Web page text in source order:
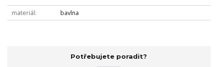
materiál
bavlna
Potřebujete poradit?